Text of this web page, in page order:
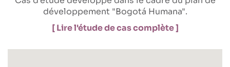
développement "Bogotá Humana".
[ Lire l'étude de cas complète ]